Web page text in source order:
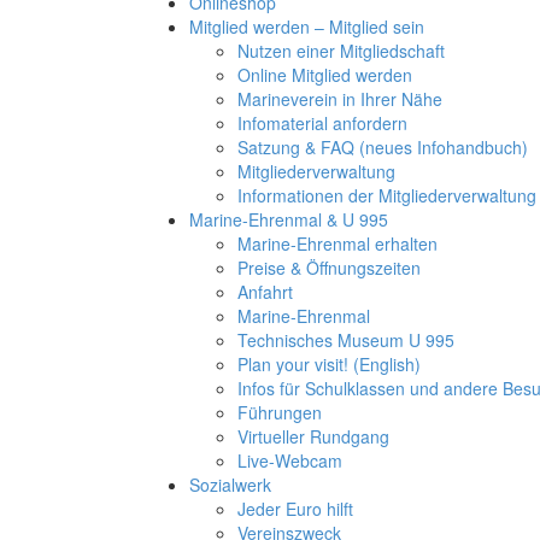
Mitglied werden – Mitglied sein
Nutzen einer Mitgliedschaft
Online Mitglied werden
Marineverein in Ihrer Nähe
Infomaterial anfordern
Satzung & FAQ (neues Infohandbuch)
Mitgliederverwaltung
Informationen der Mitgliederverwaltung
Marine-Ehrenmal & U 995
Marine-Ehrenmal erhalten
Preise & Öffnungszeiten
Anfahrt
Marine-Ehrenmal
Technisches Museum U 995
Plan your visit! (English)
Infos für Schulklassen und andere
Führungen
Virtueller Rundgang
Live-Webcam
Sozialwerk
Jeder Euro hilft
Vereinszweck